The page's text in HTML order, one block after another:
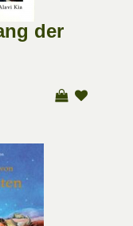
der